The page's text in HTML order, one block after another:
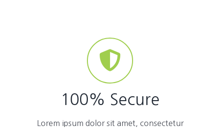
100% Secure
Lorem ipsum dolor sit amet, consectetur